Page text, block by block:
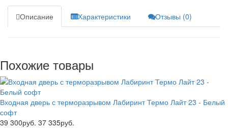
Описание Характеристики Отзывы (0)
Похожие товары
Входная дверь с терморазрывом Лабиринт Термо Лайт 23 - Белый
софт
39 300руб. 37 335руб.